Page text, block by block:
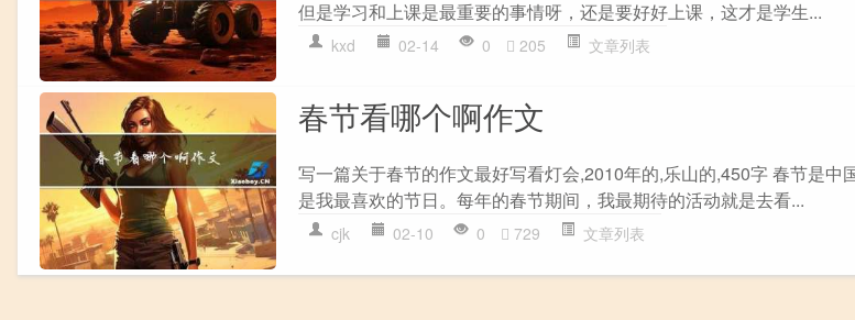
但是学习和上课是最重要的事情呀，还是要好好上课，这才是学生...
kxd 02-14 0 205 文章列表
春节看哪个啊作文
写一篇关于春节的作文最好写看灯会,2010年的,乐山的,450字 春节是中
是我最喜欢的节日。每年的春节期间，我最期待的活动就是去看...
cjk 02-10 0 729 文章列表